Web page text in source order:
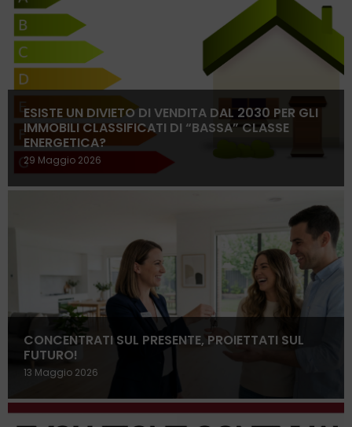
ESISTE UN DIVIETO DI VENDITA DAL 2030 PER GLI
IMMOBILI CLASSIFICATI DI “BASSA” CLASSE
ENERGETICA?
29 Maggio 2026
CONCENTRATI SUL PRESENTE, PROIETTATI SUL
FUTURO!
13 Maggio 2026